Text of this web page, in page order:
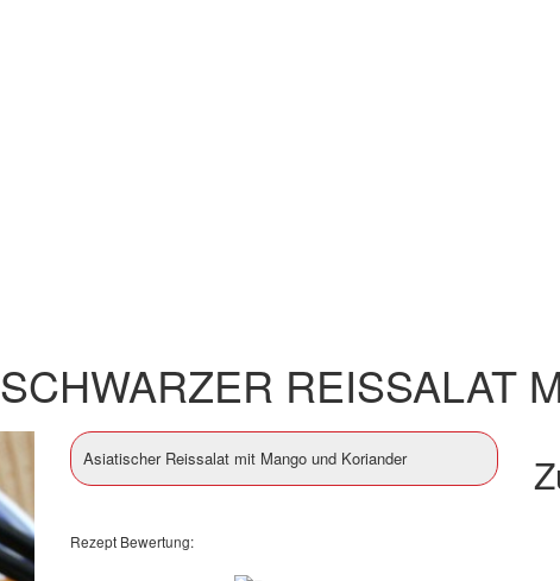
SCHWARZER REISSALAT
Asiatischer Reissalat mit Mango und Koriander
Rezept Bewertung: